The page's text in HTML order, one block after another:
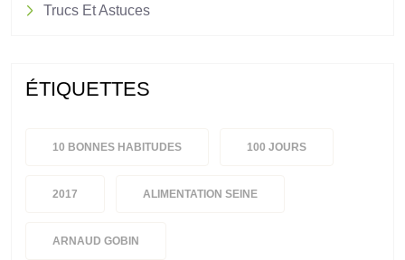
Trucs Et Astuces
ÉTIQUETTES
10 BONNES HABITUDES 100 JOURS
2017 ALIMENTATION SEINE
ARNAUD GOBIN